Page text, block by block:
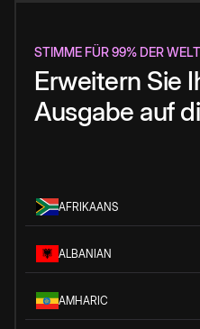
STIMME FÜR 99% DER WELT
Erweitern Sie
Ausgabe auf
AFRIKAANS
ALBANIAN
AMHARIC